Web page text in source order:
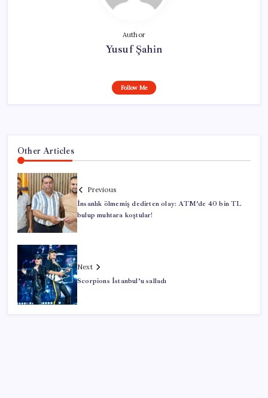
Author
Yusuf Şahin
Follow Me
Other Articles
Previous
İnsanlık ölmemiş dedirten olay: ATM’de 40 bin TL
bulup muhtara koştular!
Next
Scorpions İstanbul’u salladı